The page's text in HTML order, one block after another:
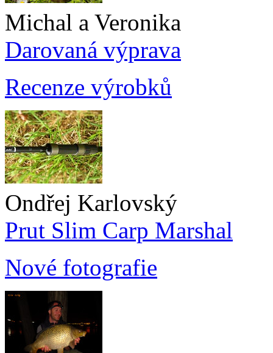
Michal a Veronika
Darovaná výprava
Recenze výrobků
Ondřej Karlovský
Prut Slim Carp Marshal
Nové fotografie